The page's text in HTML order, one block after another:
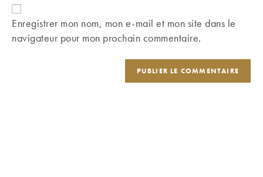
comment
votre
(facultatif)
Enregistrer mon nom, mon e-mail et mon site dans le
navigateur pour mon prochain commentaire.